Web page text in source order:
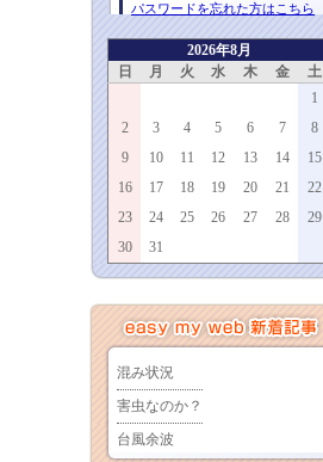
パスワードを忘れた方はこちら
2026年8月
日
月 火 水 木 金
土
1
2
3 4 5 6 7
8
9
10 11 12 13 14
15
16
17 18 19 20 21
22
23
24 25 26 27 28
29
30
31